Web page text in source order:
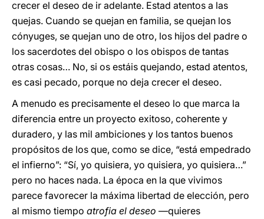
crecer el deseo de ir adelante. Estad atentos a las
quejas. Cuando se quejan en familia, se quejan los
cónyuges, se quejan uno de otro, los hijos del padre o
los sacerdotes del obispo o los obispos de tantas
otras cosas… No, si os estáis quejando, estad atentos,
es casi pecado, porque no deja crecer el deseo.
A menudo es precisamente el deseo lo que marca la
diferencia entre un proyecto exitoso, coherente y
duradero, y las mil ambiciones y los tantos buenos
propósitos de los que, como se dice, “está empedrado
el infierno”: “Sí, yo quisiera, yo quisiera, yo quisiera…”
pero no haces nada. La época en la que vivimos
parece favorecer la máxima libertad de elección, pero
al mismo tiempo atrofia el deseo —quieres